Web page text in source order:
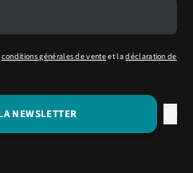
conditions générales de venteet ladéclaration de